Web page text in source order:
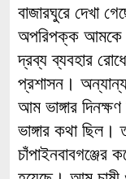
বাজারঘুরে দেখা
অপরিপক্ক আমকে
দ্রব্য ব্যবহার
প্রশাসন।
আম ভাঙ্গার
ভাঙ্গার কথা
চাঁপাইনবাবগঞ্জের